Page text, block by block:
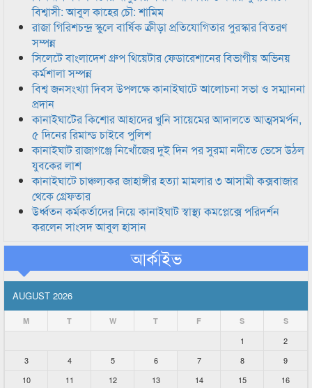
বিশ্বাসী: আবুল কাহের চৌ: শামিম
রাজা গিরিশচন্দ্র স্কুলে বার্ষিক ক্রীড়া প্রতিযোগিতার পুরস্কার বিতরণ
সম্পন্ন
সিলেটে বাংলাদেশ গ্রুপ থিয়েটার ফেডারেশানের বিভাগীয় অভিনয়
কর্মশালা সম্পন্ন
বিশ্ব জনসংখ্যা দিবস উপলক্ষে কানাইঘাটে আলোচনা সভা ও সম্মাননা
প্রদান
কানাইঘাটের কিশোর আহাদের খুনি সায়েমের আদালতে আত্মসমর্পন,
৫ দিনের রিমান্ড চাইবে পুলিশ
কানাইঘাট রাজাগঞ্জে নিখোঁজের দুই দিন পর সুরমা নদীতে ভেসে উঠল
যুবকের লাশ
কানাইঘাটে চাঞ্চল্যকর জাহাঙ্গীর হত্যা মামলার ৩ আসামী কক্সবাজার
থেকে গ্রেফতার
উর্ধ্বতন কর্মকর্তাদের নিয়ে কানাইঘাট স্বাস্থ্য কমপ্লেক্সে পরিদর্শন
করলেন সাংসদ আবুল হাসান
আর্কাইভ
AUGUST 2026
M T W T F S S
1
2
3
4 5 6 7 8
9
10
11 12 13 14 15 16